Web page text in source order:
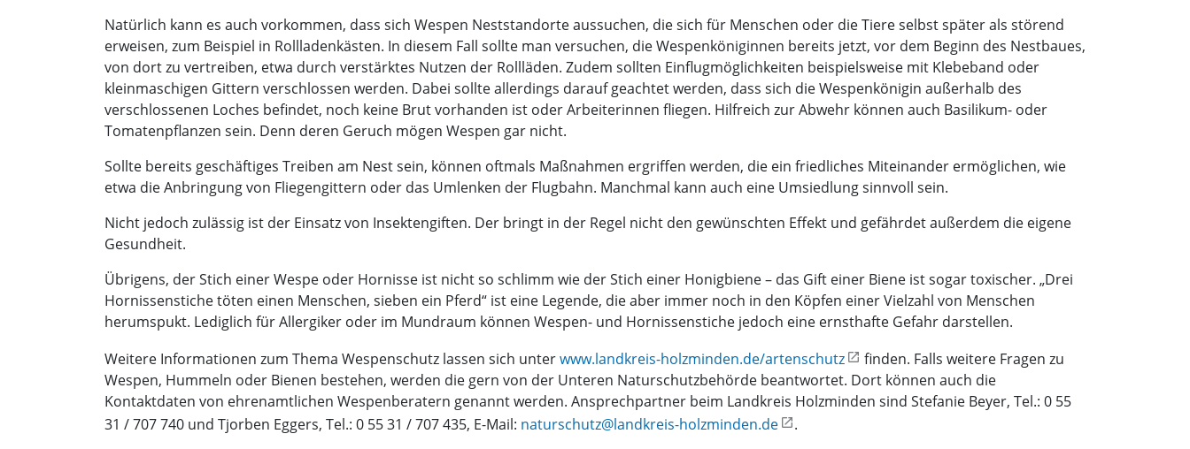
Natürlich kann es auch vorkommen, dass sich Wespen Neststandorte aussuchen, die sich für Menschen oder die Tiere selbst später als störend
erweisen, zum Beispiel in Rollladenkästen. In diesem Fall sollte man versuchen, die Wespenköniginnen bereits jetzt, vor dem Beginn des Nestbaues,
von dort zu vertreiben, etwa durch verstärktes Nutzen der Rollläden. Zudem sollten Einflugmöglichkeiten beispielsweise mit Klebeband oder
kleinmaschigen Gittern verschlossen werden. Dabei sollte allerdings darauf geachtet werden, dass sich die Wespenkönigin außerhalb des
verschlossenen Loches befindet, noch keine Brut vorhanden ist oder Arbeiterinnen fliegen. Hilfreich zur Abwehr können auch Basilikum- oder
Tomatenpflanzen sein. Denn deren Geruch mögen Wespen gar nicht.
Sollte bereits geschäftiges Treiben am Nest sein, können oftmals Maßnahmen ergriffen werden, die ein friedliches Miteinander ermöglichen, wie
etwa die Anbringung von Fliegengittern oder das Umlenken der Flugbahn. Manchmal kann auch eine Umsiedlung sinnvoll sein.
Nicht jedoch zulässig ist der Einsatz von Insektengiften. Der bringt in der Regel nicht den gewünschten Effekt und gefährdet außerdem die eigene
Gesundheit.
Übrigens, der Stich einer Wespe oder Hornisse ist nicht so schlimm wie der Stich einer Honigbiene – das Gift einer Biene ist sogar toxischer. „Drei
Hornissenstiche töten einen Menschen, sieben ein Pferd“ ist eine Legende, die aber immer noch in den Köpfen einer Vielzahl von Menschen
herumspukt. Lediglich für Allergiker oder im Mundraum können Wespen- und Hornissenstiche jedoch eine ernsthafte Gefahr darstellen.
Weitere Informationen zum Thema Wespenschutz lassen sich unterwww.landkreis-holzminden.de/artenschutz
finden. Falls weitere Fragen zu
Wespen, Hummeln oder Bienen bestehen, werden die gern von der Unteren Naturschutzbehörde beantwortet. Dort können auch die
Kontaktdaten von ehrenamtlichen Wespenberatern genannt werden. Ansprechpartner beim Landkreis Holzminden sind Stefanie Beyer, Tel.: 0 55
31 / 707 740 und Tjorben Eggers, Tel.: 0 55 31 / 707 435, E-Mail: naturschutz@landkreis-holzminden.de .